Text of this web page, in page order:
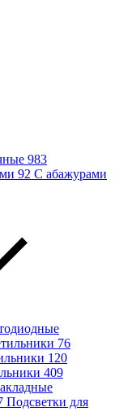
983
92 С абажурами
76
120
409
Подсветки для